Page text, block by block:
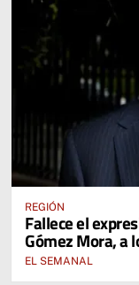
REGIÓN
Fallece el
Gómez Mora, a
EL SEMANAL